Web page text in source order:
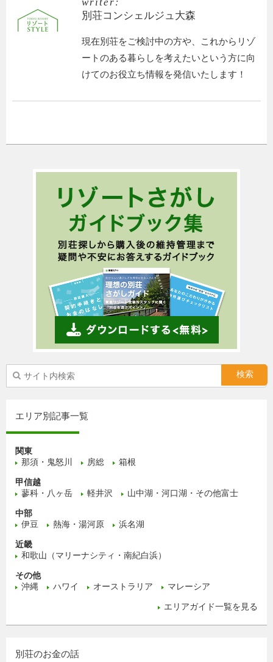
別荘コンシェルジュ大森
現在別荘をご検討中の方や、これからリゾ
ートのある暮らしを考えたいという方に向
けてのお役立ち情報を発信いたします！
エリア別記事一覧
関東
那須・鬼怒川
房総 箱根
甲信越
蓼科・八ヶ岳
軽井沢 山中湖・河口湖・その他富士
中部
伊豆
熱海・湯河原 浜名湖
近畿
和歌山（マリーナシティ・南紀白浜）
その他
沖縄
ハワイ オーストラリア マレーシア
エリアガイド一覧を見る
別荘のお金の話